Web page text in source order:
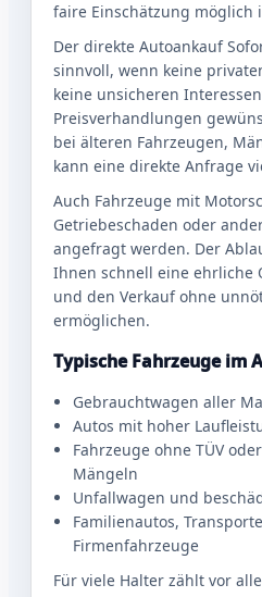
faire Einschätzung möglich
Der direkte Autoankauf
sinnvoll, wenn keine
keine unsicheren
Preisverhandlungen
bei älteren Fahrzeugen,
kann eine direkte Anfrage
Auch Fahrzeuge mit
Getriebeschaden oder
angefragt werden. Der
Ihnen schnell eine ehrliche
und den Verkauf ohne
ermöglichen.
Typische Fahrzeuge im
Gebrauchtwagen aller
Autos mit hoher
Fahrzeuge ohne TÜV
Mängeln
Unfallwagen und
Familienautos,
Firmenfahrzeuge
Für viele Halter zählt vor